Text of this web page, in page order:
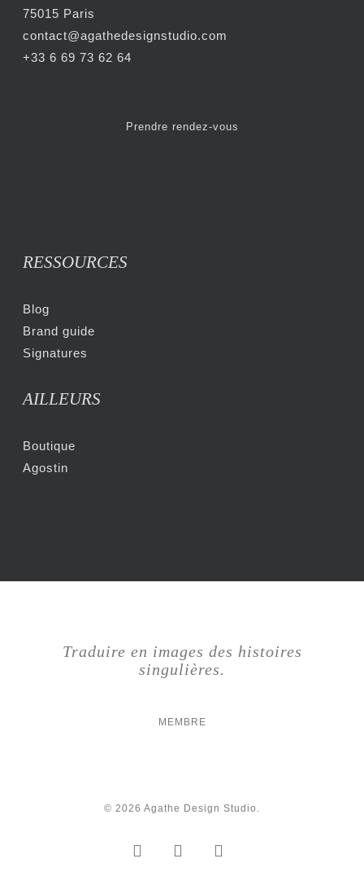
75015 Paris
contact@agathedesignstudio.com
+33 6 69 73 62 64
Prendre rendez-vous
RESSOURCES
Blog
Brand guide
Signatures
AILLEURS
Boutique
Agostin
Traduire en images des histoires
singulières.
MEMBRE
© 2026 Agathe Design Studio.
facebooklinkedin instagram